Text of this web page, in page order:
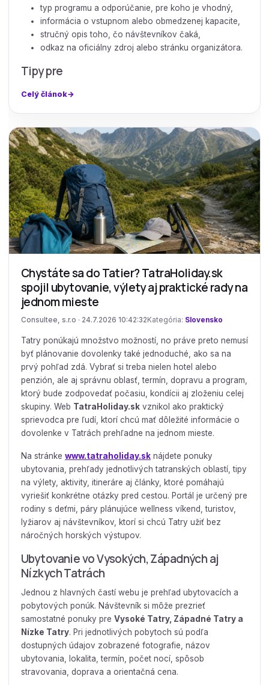
typ programu a odporúčanie, pre koho je vhodný,
informácia o vstupnom alebo obmedzenej kapacite,
stručný opis toho, čo návštevníkov čaká,
odkaz na oficiálny zdroj alebo stránku organizátora.
Tipy pre
Celý článok
Chystáte sa do Tatier? TatraHoliday.sk
spojil ubytovanie, výlety aj praktické rady na
jednom mieste
Consultee, s.r.o · 24.7.2026 10:42:32 Kategória: Slovensko
Tatry ponúkajú množstvo možností, no práve preto nemusí
byť plánovanie dovolenky také jednoduché, ako sa na
prvý pohľad zdá. Vybrať si treba nielen hotel alebo
penzión, ale aj správnu oblasť, termín, dopravu a program,
ktorý bude zodpovedať počasiu, kondícii aj zloženiu celej
skupiny. Web TatraHoliday.sk vznikol ako praktický
sprievodca pre ľudí, ktorí chcú mať dôležité informácie o
dovolenke v Tatrách prehľadne na jednom mieste.
Na stránke www.tatraholiday.sk nájdete ponuky
ubytovania, prehľady jednotlivých tatranských oblastí, tipy
na výlety, aktivity, itineráre aj články, ktoré pomáhajú
vyriešiť konkrétne otázky pred cestou. Portál je určený pre
rodiny s deťmi, páry plánujúce wellness víkend, turistov,
lyžiarov aj návštevníkov, ktorí si chcú Tatry užiť bez
náročných horských výstupov.
Ubytovanie vo Vysokých, Západných aj
Nízkych Tatrách
Jednou z hlavných častí webu je prehľad ubytovacích a
pobytových ponúk. Návštevník si môže prezrieť
samostatné ponuky pre Vysoké Tatry, Západné Tatry a
Nízke Tatry. Pri jednotlivých pobytoch sú podľa
dostupných údajov zobrazené fotografie, názov
ubytovania, lokalita, termín, počet nocí, spôsob
stravovania, doprava a orientačná cena.